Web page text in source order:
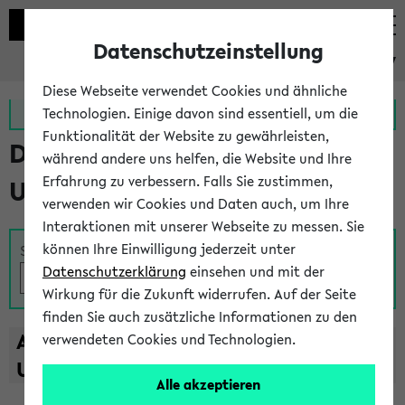
eKVV
Zur MeineUni App Zum MeineUni Portal
Das Lehrangebot der
Universität Bielefeld
Suche
A B C D E F G H I J K L M N O
U
V W X Y
Z
Datenschutzeinstellung
Diese Webseite verwendet Cookies und ähnliche
Technologien. Einige davon sind essentiell, um die
Funktionalität der Website zu gewährleisten,
während andere uns helfen, die Website und Ihre
Erfahrung zu verbessern. Falls Sie zustimmen,
verwenden wir Cookies und Daten auch, um Ihre
Interaktionen mit unserer Webseite zu messen. Sie
können Ihre Einwilligung jederzeit unter
Datenschutzerklärung einsehen und mit der
Wirkung für die Zukunft widerrufen. Auf der Seite
finden Sie auch zusätzliche Informationen zu den
verwendeten Cookies und Technologien.
Alle akzeptieren